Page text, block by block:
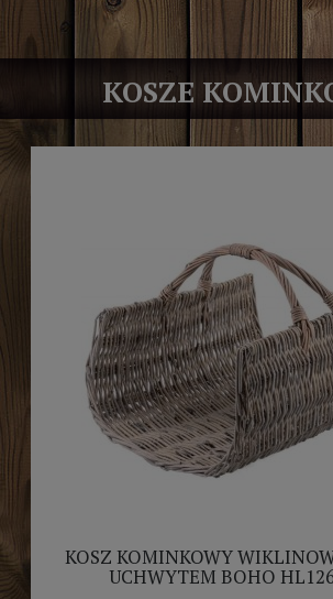
KOSZE
KOSZ KOMINKOWY
UCHWYTEM BOHO